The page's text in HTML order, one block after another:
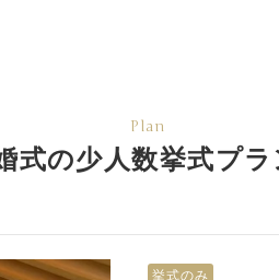
Plan
式の少人数挙式プ
挙式のみ